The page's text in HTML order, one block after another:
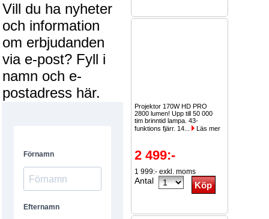
Vill du ha nyheter
och information
om erbjudanden
via e-post? Fyll i
namn och e-
postadress här.
Projektor 170W HD PRO
2800 lumen! Upp till 50 000
tim brinntid lampa. 43-
funktions fjärr. 14...
Läs mer
2 499:-
1 999:- exkl. moms
Antal